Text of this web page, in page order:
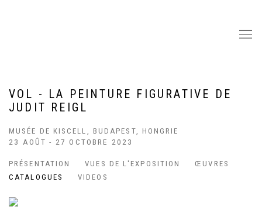
VOL - LA PEINTURE FIGURATIVE DE
JUDIT REIGL
MUSÉE DE KISCELL, BUDAPEST, HONGRIE
23 AOÛT - 27 OCTOBRE 2023
PRÉSENTATION VUES DE L'EXPOSITION
ŒUVRES
CATALOGUES
VIDEOS